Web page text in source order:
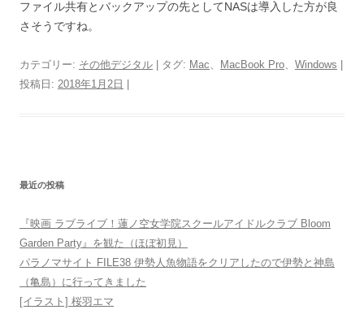
ファイル共有とバックアップの先としてNASは導入した方が良
さそうですね。
カテゴリー: その他デジタル | タグ: Mac、 MacBook Pro、 Windows
投稿日: 2018年1月2日
最近の投稿
『映画 ラブライブ！蓮ノ空女学院スクールアイドルクラブ Bloom
Garden Party』を観た（ほぼ初見）
パラノマサイト FILE38 伊勢人魚物語をクリアしたので伊勢と神島
（亀島）に行ってきました
[イラスト] 桜羽エマ